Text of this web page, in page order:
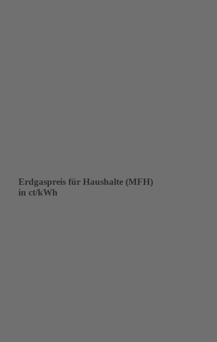
Erdgaspreis für Haushalte (MFH)
in ct/kWh